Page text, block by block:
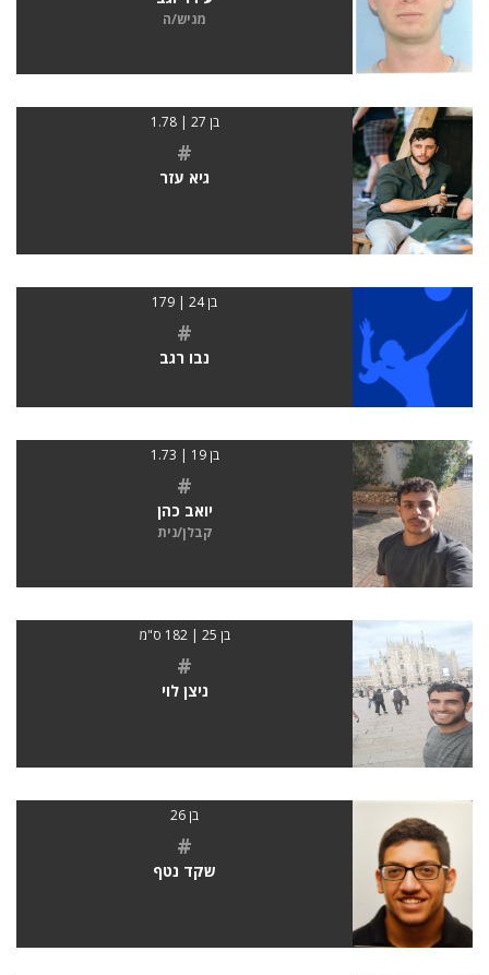
מגיש/ה
בן 27 | 1.78
#
גיא עזר
בן 24 | 179
#
נבו רגב
בן 19 | 1.73
#
יואב כהן
קבלן/נית
בן 25 | 182 ס"מ
#
ניצן לוי
בן 26
#
שקד נטף